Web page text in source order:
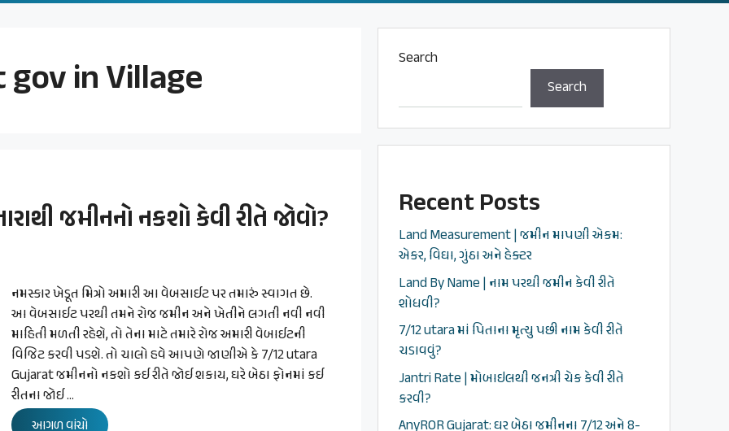
in Village
જમીનનો નકશો કેવી રીતે જોવો?
નમસ્કાર ખેડૂત મિત્રો અમારી આ વેબસાઈટ પર તમારું સ્વાગત છે.
આ વેબસાઈટ પરથી તમને રોજ જમીન અને ખેતીને લગતી નવી નવી
માહિતી મળતી રહેશે, તો તેના માટે તમારે રોજ અમારી વેબાઈટની
વિજિટ કરવી પડશે. તો ચાલો હવે આપણે જાણીએ કે 7/12 utara
Gujarat જમીનનો નકશો કઈ રીતે જોઈ શકાય, ઘરે બેઠા ફોનમાં કઈ
રીતના જોઈ …
આગળ વાંચો
Search
Search
Recent Posts
Land Measurement | જમીન માપણી એકમ:
એકર, વિઘા, ગુંઠા અને હેક્ટર
Land By Name | નામ પરથી જમીન કેવી રીતે
શોધવી?
7/12 utara માં પિતાના મૃત્યુ પછી નામ કેવી રીતે
ચડાવવું?
Jantri Rate | મોબાઇલથી જનત્રી ચેક કેવી રીતે
કરવી?
AnyROR Gujarat: ઘર બેઠા જમીનના 7/12 અને 8-